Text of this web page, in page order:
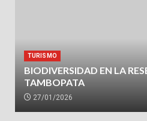
TURISMO
BIODIVERSIDAD EN LA
TAMBOPATA
27/01/2026